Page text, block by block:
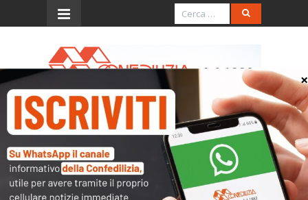
Menu
CN - archivio 1991
DICEMBRE, 1991